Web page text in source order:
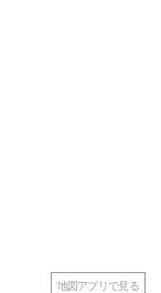
地図アプリで見る